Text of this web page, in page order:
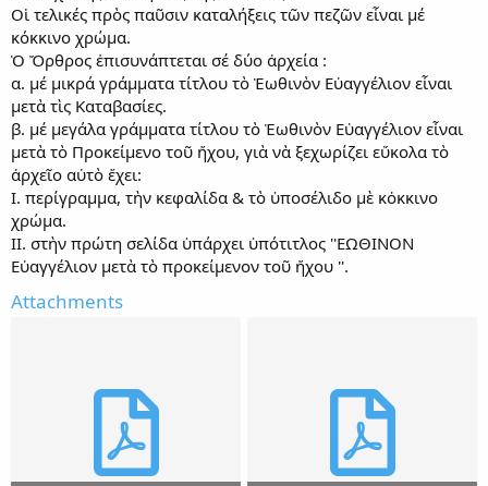
Οἱ τελικές πρὸς παῦσιν καταλήξεις τῶν πεζῶν εἶναι μέ
κόκκινο χρώμα.
Ὁ Ὄρθρος ἐπισυνάπτεται σέ δύο ἀρχεία :
α. μέ μικρά γράμματα τίτλου τὸ Ἑωθινὸν Εὐαγγέλιον εἶναι
μετὰ τὶς Καταβασίες.
β. μέ μεγάλα γράμματα τίτλου τὸ Ἑωθινὸν Εὐαγγέλιον εἶναι
μετὰ τὸ Προκείμενο τοῦ ἤχου, γιὰ νὰ ξεχωρίζει εὔκολα τὸ
ἀρχεῖο αὐτὸ ἔχει:
Ι. περίγραμμα, τὴν κεφαλίδα & τὸ ὑποσέλιδο μὲ κὀκκινο
χρώμα.
ΙΙ. στὴν πρώτη σελίδα ὑπάρχει ὑπότιτλος ''ΕΩΘΙΝΟΝ
Εὐαγγέλιον μετὰ τὸ προκείμενον τοῦ ἤχου ''.
Attachments